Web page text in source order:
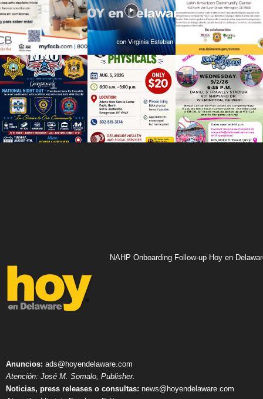
NAHP Onboarding Follow-up Hoy en
Anuncios: ads@hoyendelaware.com
Atención: José M. Somalo, Publisher.
Noticias, press releases o consultas: news@hoyendelaware.com